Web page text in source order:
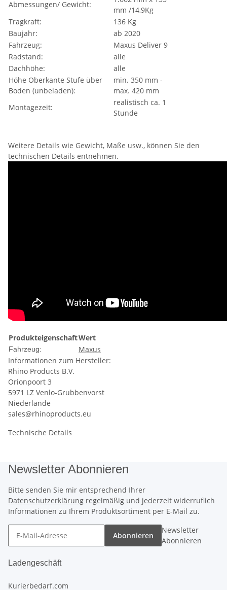
Abmessungen/ Gewicht:
mm /14,9Kg
Tragkraft:
136 Kg
Baujahr:
ab 2020
Fahrzeug:
Maxus Deliver 9
Radstand:
alle
Dachhöhe:
alle
Höhe Oberkante Stufe über
Boden (unbeladen):
min. 350 mm -
max. 420 mm
Montagezeit:
realistisch ca. 1
Stunde
Weitere Details wie Gewicht, Maße usw., können Sie den
technischen Details entnehmen.
ProdukteigenschaftWert
Fahrzeug:
Maxus
Informationen zum Hersteller:
Rhino Products B.V.
Orionpoort 3
5971 LZ Venlo-Grubbenvorst
Niederlande
sales@rhinoproducts.eu
Technische Details
Newsletter Abonnieren
Bitte senden Sie mir entsprechend Ihrer
Datenschutzerklärung regelmäßig und jederzeit widerruflich
Informationen zu Ihrem Produktsortiment per E-Mail zu.
Abonnieren
Newsletter
Abonnieren
Ladengeschäft
Kurierbedarf.com